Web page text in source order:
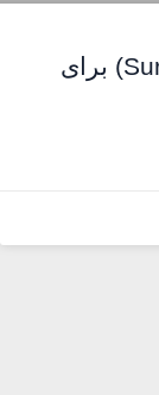
نحوه انجام تست ضربه (Surge Test) برای